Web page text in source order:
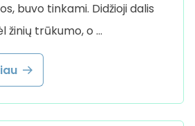
buvo tinkami. Didžioji dalis
žinių trūkumo, o …